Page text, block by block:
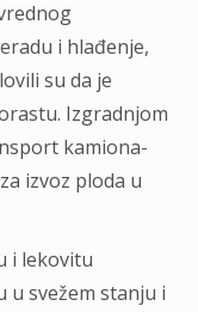
i hlađenje,
su da je
Izgradnjom
kamiona-
izvoz ploda u
i lekovitu
u svežem stanju i